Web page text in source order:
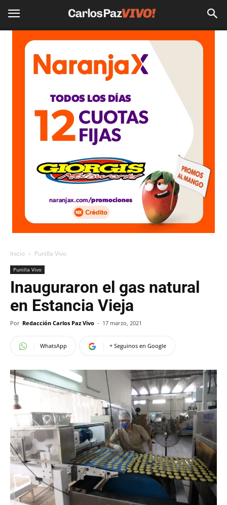
Inicio Punilla Vivo
Punilla Vivo
Inauguraron el gas natural
en Estancia Vieja
Por Redacción Carlos Paz Vivo - 17 marzo, 2021
WhatsApp + Seguinos en Google